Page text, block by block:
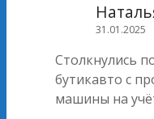
31.01.2025
Столкнулись
бутикавто с
машины на